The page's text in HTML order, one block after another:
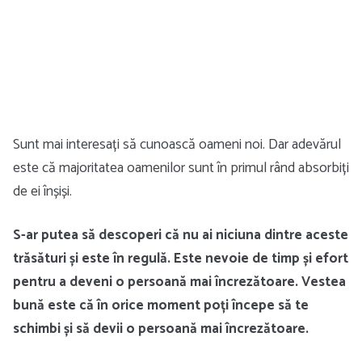
Sunt mai interesați să cunoască oameni noi. Dar adevărul
este că majoritatea oamenilor sunt în primul rând absorbiți
de ei înșiși.
S-ar putea să descoperi că nu ai niciuna dintre aceste
trăsături și este în regulă. Este nevoie de timp și efort
pentru a deveni o persoană mai încrezătoare. Vestea
bună este că în orice moment poți începe să te
schimbi și să devii o persoană mai încrezătoare.